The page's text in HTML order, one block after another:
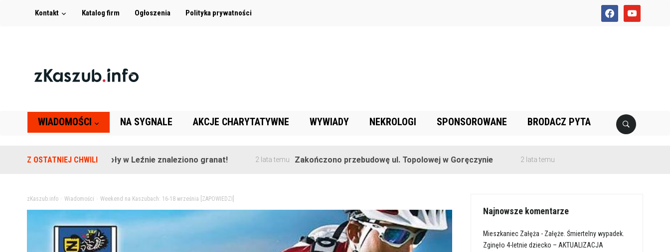
facebookyoutube
Kontakt Katalog firm Ogłoszenia Polityka prywatności
WIADOMOŚCI NA SYGNALE AKCJE CHARYTATYWNE WYWIADY NEKROLOGI SPONSOROWANE BRODACZ PYTA
Z OSTATNIEJ CHWILI
Na terenie szkoły w Leźnie znaleziono granat! 2 lata temu Zakończono przebudowę ul. Topolowej w Goręczynie 2 lata temu
zKaszub.info> Wiadomości Weekend na Kaszubach: 16-18 września [ZAPOWIEDZI]
Najnowsze komentarze
Mieszkaniec Załęża - Załęże. Śmiertelny wypadek.
Zginęło 4-letnie dziecko – AKTUALIZACJA